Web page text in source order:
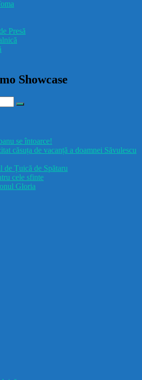
Presă
Showcase
se întoarce!
căsuța de vacanță a doamnei Săvulescu
Țuică de Spătaru
cele sfinte
Gloria